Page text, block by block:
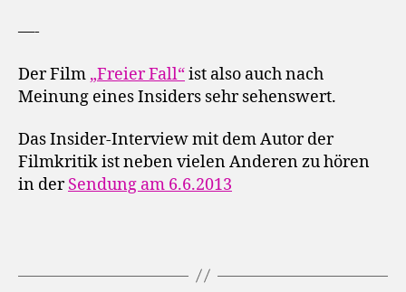
—-
Der Film „Freier Fall“ist also auch nach
Meinung eines Insiders sehr sehenswert.
Das Insider-Interview mit dem Autor der
Filmkritik ist neben vielen Anderen zu hören
in derSendung am 6.6.2013